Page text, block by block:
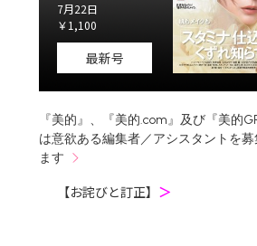
7月22日
￥1,100
最新号
『美的』、『美的.com』及び『美的
は意欲ある編集者／アシスタントを
ます
【お詫びと訂正】 ＞